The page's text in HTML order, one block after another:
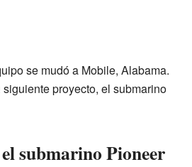
se mudó a Mobile, Alabama.
proyecto, el submarino
submarino Pioneer